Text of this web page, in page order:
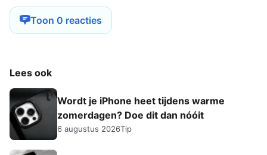
Toon 0 reacties
Lees ook
Wordt je iPhone heet tijdens warme
zomerdagen? Doe dit dan nóóit
6 augustus 2026Tip